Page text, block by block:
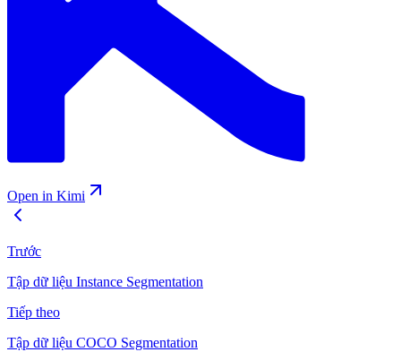
Open in Kimi
Trước
Tập dữ liệu Instance Segmentation
Tiếp theo
Tập dữ liệu COCO Segmentation